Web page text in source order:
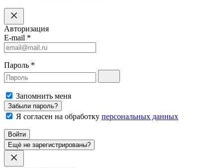
Авторизация
E-mail *
Пароль *
Запомнить меня
Забыли пароль?
Я согласен на обработку персональных данных
Войти
Ещё не зарегистрированы?